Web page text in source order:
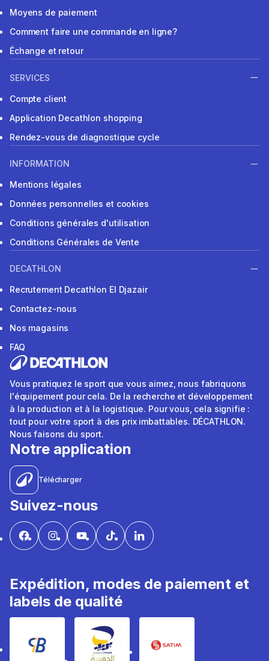
Moyens de paiement
Comment faire une commande en ligne?
Échange et retour
SERVICES
Compte client
Application Decathlon shopping
Rendez-vous de diagnostique cycle
INFORMATION
Mentions légales
Données personnelles et cookies
Conditions générales d'utilisation
Conditions Générales de Vente
DECATHLON
Recrutement Decathlon El Djazair
Contactez-nous
Nos magasins
FAQ
Vous pratiquez le sport que vous aimez, nous fabriquons
l'équipement pour cela. De la recherche et développement
à la production et à la logistique. Pour vous, cela signifie :
tout pour votre sport à des prix imbattables. DÉCATHLON.
Nous faisons du sport.
Notre application
Télécharger
Suivez-nous
Expédition, modes de paiement et
labels de qualité